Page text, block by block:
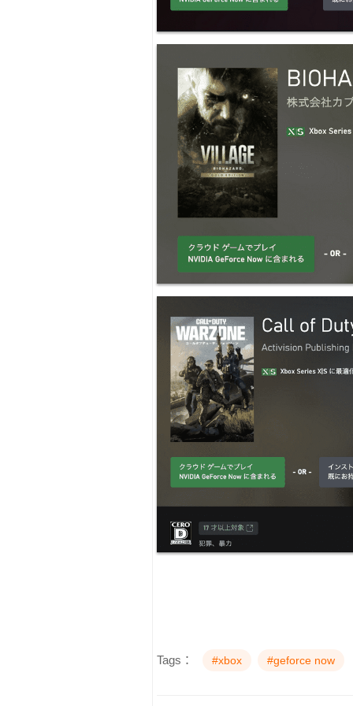
Tags： #xbox #geforce now